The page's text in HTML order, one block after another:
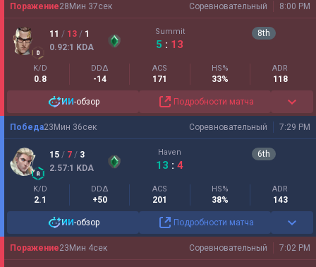
Соревновательный 8:00 PM
Поражение28Мин 37сек
11 / 13 / 1
0.92:1 KDA
Summit
5 : 13
8th
K/D
0.8
DDΔ
-14
ACS
171
HS%
33%
ADR
118
ИИ-обзор Подробности матча
Соревновательный 7:29 PM
Победа23Мин 36сек
15 / 7 / 3
2.57:1 KDA
Haven
13 : 4
6th
K/D
2.1
DDΔ
+50
ACS
201
HS%
38%
ADR
143
ИИ-обзор Подробности матча
Соревновательный 7:02 PM
Поражение23Мин 4сек